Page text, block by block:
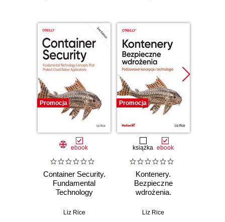
Promocja
ebook
Container Security.
Fundamental
Technology
Protect Cloud
Liz Rice
Promocja
książka ebook
Kontenery.
Bezpieczne
wdrożenia.
koncepcje i
Liz Rice